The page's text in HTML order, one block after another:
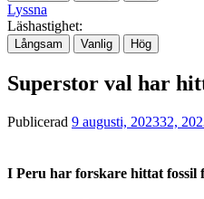
Lyssna
Läshastighet:
Långsam Vanlig Hög
Superstor val har
Publicerad 9 augusti, 202332,
I Peru har forskare hittat fossil